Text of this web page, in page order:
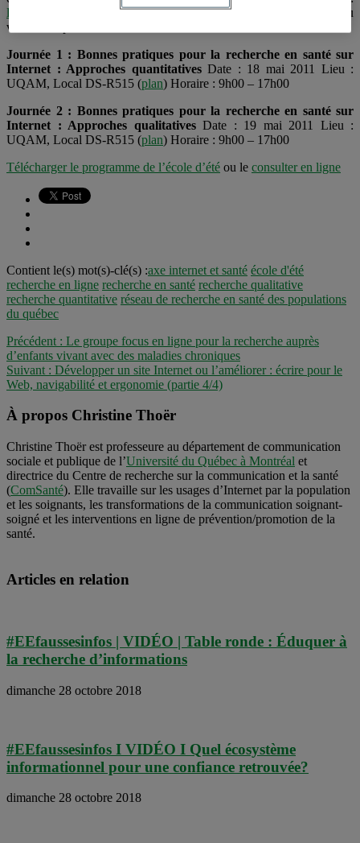
la.recherche.en.ligne@gmail.comen précisant la ou les journées où
vous serez présent.
Journée 1 : Bonnes pratiques pour la recherche en santé sur
Internet : Approches quantitatives Date : 18 mai 2011 Lieu :
UQAM, Local DS-R515 (plan) Horaire : 9h00 – 17h00
Journée 2 : Bonnes pratiques pour la recherche en santé sur
Internet : Approches qualitativesDate : 19 mai 2011 Lieu :
UQAM, Local DS-R515 (plan) Horaire : 9h00 – 17h00
Télécharger le programme de l’école d’été ou le consulter en ligne
Contient le(s) mot(s)-clé(s) :axe internet et santé école d'été
recherche en ligne recherche en santé recherche qualitative
recherche quantitative réseau de recherche en santé des populations
du québec
Précédent : Le groupe focus en ligne pour la recherche auprès
d’enfants vivant avec des maladies chroniques
Suivant : Développer un site Internet ou l’améliorer : écrire pour le
Web, navigabilité et ergonomie (partie 4/4)
À propos Christine Thoër
Christine Thoër est professeure au département de communication
sociale et publique de l’Université du Québec à Montréal et
directrice du Centre de recherche sur la communication et la santé
(ComSanté). Elle travaille sur les usages d’Internet par la population
et les soignants, les transformations de la communication soignant-
soigné et les interventions en ligne de prévention/promotion de la
santé.
Articles en relation
#EEfaussesinfos | VIDÉO | Table ronde : Éduquer à
la recherche d’informations
dimanche 28 octobre 2018
#EEfaussesinfos I VIDÉO I Quel écosystème
informationnel pour une confiance retrouvée?
dimanche 28 octobre 2018